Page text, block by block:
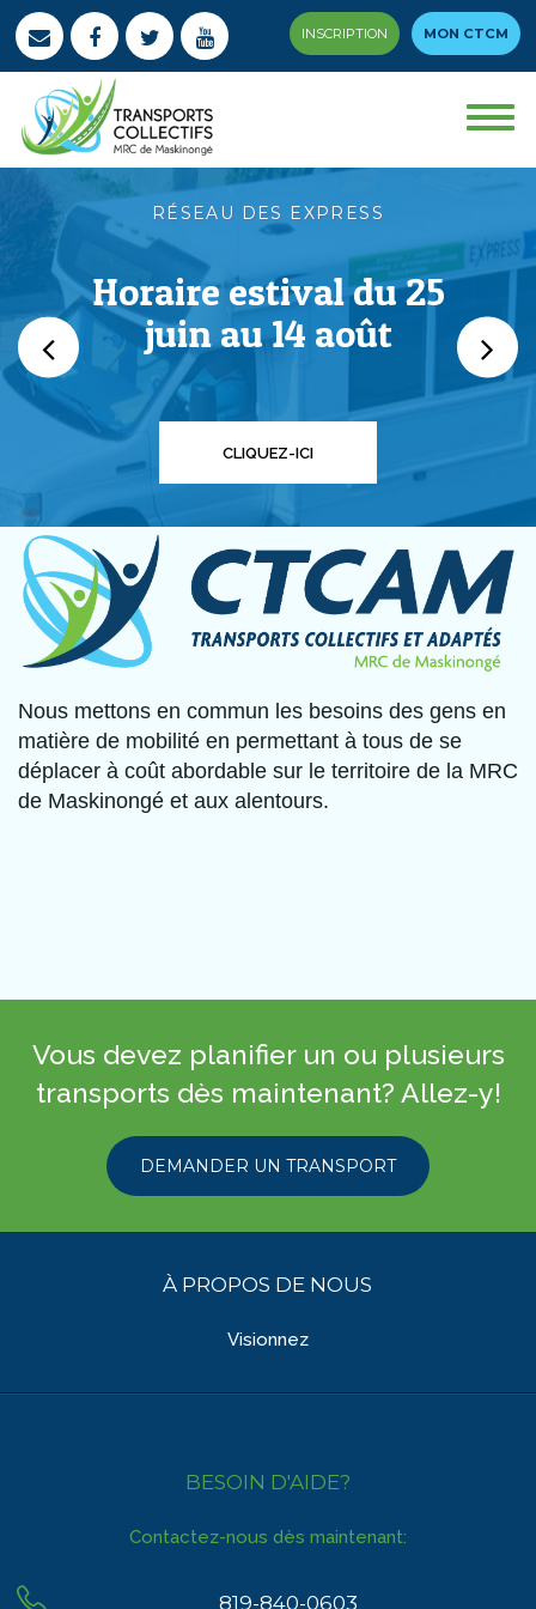
MON CTCM
INSCRIPTION
RÉSEAU DES EXPRESS
Horaire estival du 25
juin au 14 août
CLIQUEZ-ICI
Nous mettons en commun les besoins des gens en
matière de mobilité en permettant à tous de se
déplacer à coût abordable sur le territoire de la MRC
de Maskinongé et aux alentours.
Vous devez planifier un ou plusieurs
transports dès maintenant? Allez-y!
DEMANDER UN TRANSPORT
À PROPOS DE NOUS
Visionnez
BESOIN D'AIDE?
Contactez-nous dès maintenant:
819-840-0603